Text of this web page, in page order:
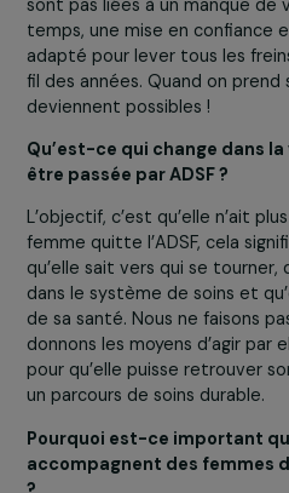
Leur résilience sans hésiter…
Beaucoup de femmes que
parcours extrêmement
isolement, problème de
Pourtant, elles trouvent
Ce qui me marque aussi,
sont pas liées à un
temps, une mise en
adapté pour lever tous les
fil des années. Quand on
deviennent possibles !
Qu’est-ce qui change
être passée par ADSF ?
L’objectif, c’est qu’elle